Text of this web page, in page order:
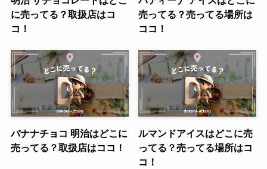
に売ってる？取扱店はコ
コ！
売ってる？売ってる場所は
ココ！
バナナチョコ 明治はどこに
売ってる？取扱店はココ！
ルマンドアイスはどこに売
ってる？売ってる場所はコ
コ！